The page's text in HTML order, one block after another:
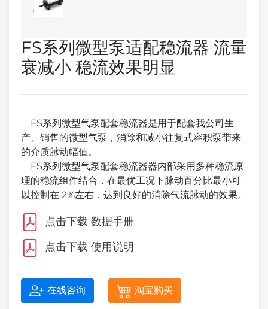
FS系列微型泵适配稳流器 流量
衰减小 稳流效果明显
FS系列微型气泵配套稳流器是用于配套我公司生
产、销售的微型气泵，消除和减小往复式容积泵带来
的介质脉动幅值。
FS系列微型气泵配套稳流器器内部采用多种稳流原
理的稳流组件结合，在最优工况下脉动百分比最小可
以控制在 2%左右，达到良好的消除气流脉动的效果。
点击下载 数据手册
点击下载 使用说明
在线咨询 淘宝购买